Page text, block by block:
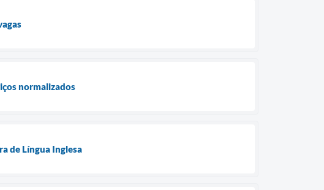
normalizados
de Língua Inglesa